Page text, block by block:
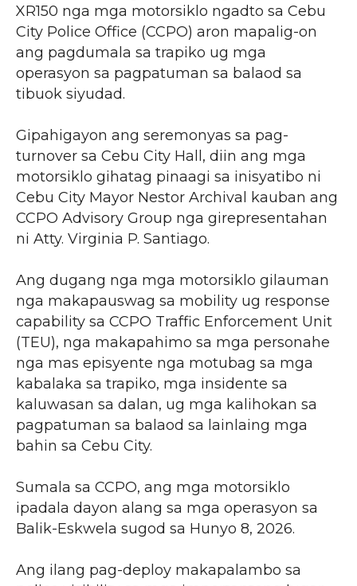
XR150 nga mga motorsiklo ngadto sa Cebu
City Police Office (CCPO) aron mapalig-on
ang pagdumala sa trapiko ug mga
operasyon sa pagpatuman sa balaod sa
tibuok siyudad.
Gipahigayon ang seremonyas sa pag-
turnover sa Cebu City Hall, diin ang mga
motorsiklo gihatag pinaagi sa inisyatibo ni
Cebu City Mayor Nestor Archival kauban ang
CCPO Advisory Group nga girepresentahan
ni Atty. Virginia P. Santiago.
Ang dugang nga mga motorsiklo gilauman
nga makapauswag sa mobility ug response
capability sa CCPO Traffic Enforcement Unit
(TEU), nga makapahimo sa mga personahe
nga mas episyente nga motubag sa mga
kabalaka sa trapiko, mga insidente sa
kaluwasan sa dalan, ug mga kalihokan sa
pagpatuman sa balaod sa lainlaing mga
bahin sa Cebu City.
Sumala sa CCPO, ang mga motorsiklo
ipadala dayon alang sa mga operasyon sa
Balik-Eskwela sugod sa Hunyo 8, 2026.
Ang ilang pag-deploy makapalambo sa